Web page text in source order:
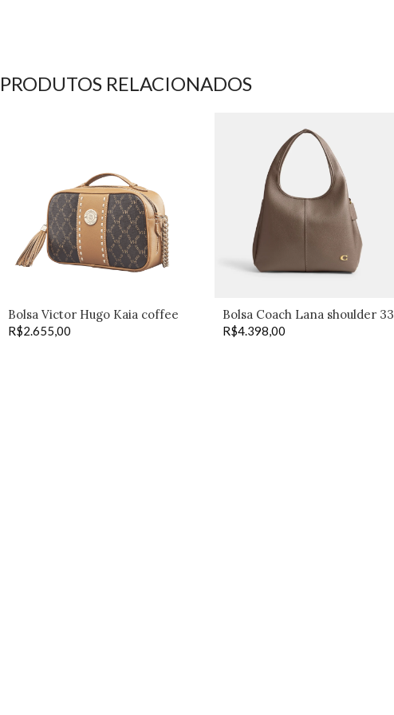
PRODUTOS RELACIONADOS
Bolsa Victor Hugo Kaia coffee
R$2.655,00
Bolsa Coach Lana shoulder 33
R$4.398,00